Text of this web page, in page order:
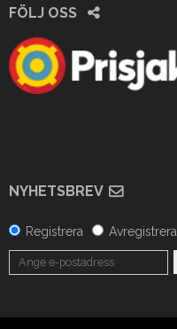
FÖLJ OSS
NYHETSBREV
Registrera Avregistrera